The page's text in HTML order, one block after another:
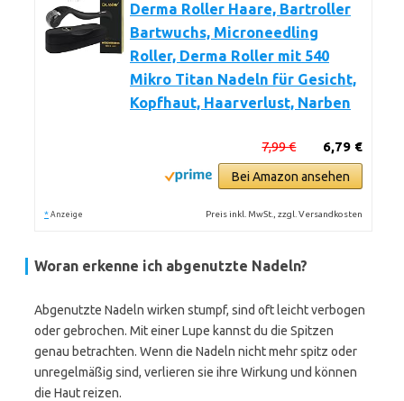
Derma Roller Haare, Bartroller
Bartwuchs, Microneedling
Roller, Derma Roller mit 540
Mikro Titan Nadeln für Gesicht,
Kopfhaut, Haarverlust, Narben
6,79 €
7,99 €
Bei Amazon ansehen
* Anzeige Preis inkl. MwSt., zzgl. Versandkosten
Woran erkenne ich abgenutzte Nadeln?
Abgenutzte Nadeln wirken stumpf, sind oft leicht verbogen
oder gebrochen. Mit einer Lupe kannst du die Spitzen
genau betrachten. Wenn die Nadeln nicht mehr spitz oder
unregelmäßig sind, verlieren sie ihre Wirkung und können
die Haut reizen.